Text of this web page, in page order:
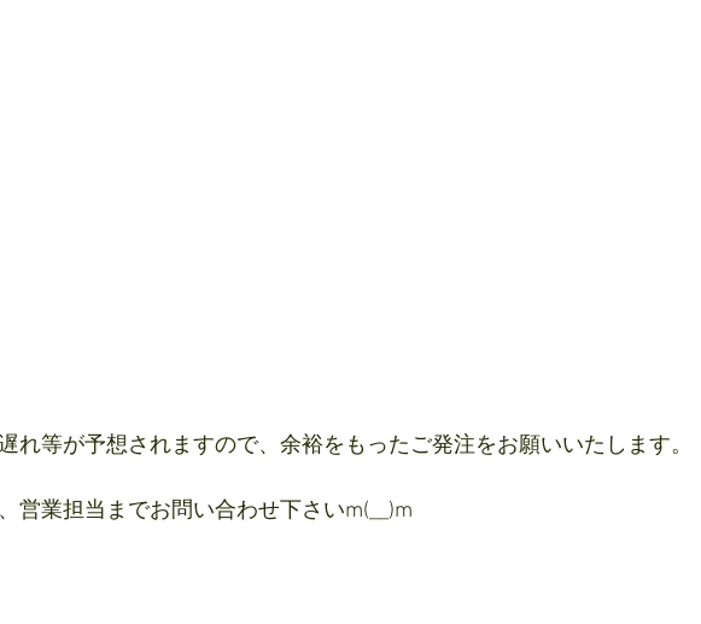
れ等が予想されますので、余裕をもったご発注をお願いいたします。
営業担当までお問い合わせ下さいm(__)m